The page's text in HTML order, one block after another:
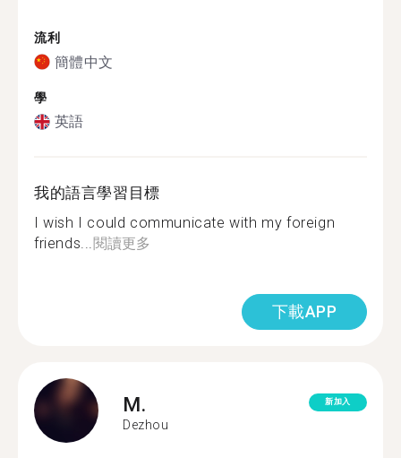
流利
簡體中文
學
英語
我的語言學習目標
I wish I could communicate with my foreign
friends...閱讀更多
下載APP
M.
Dezhou
新加入